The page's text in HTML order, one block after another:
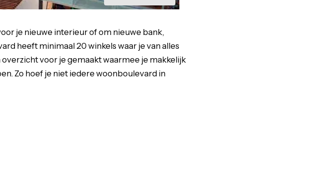
je nieuwe interieur of om nieuwe bank,
heeft minimaal 20 winkels waar je van alles
voor je gemaakt waarmee je makkelijk
Zo hoef je niet iedere woonboulevard in